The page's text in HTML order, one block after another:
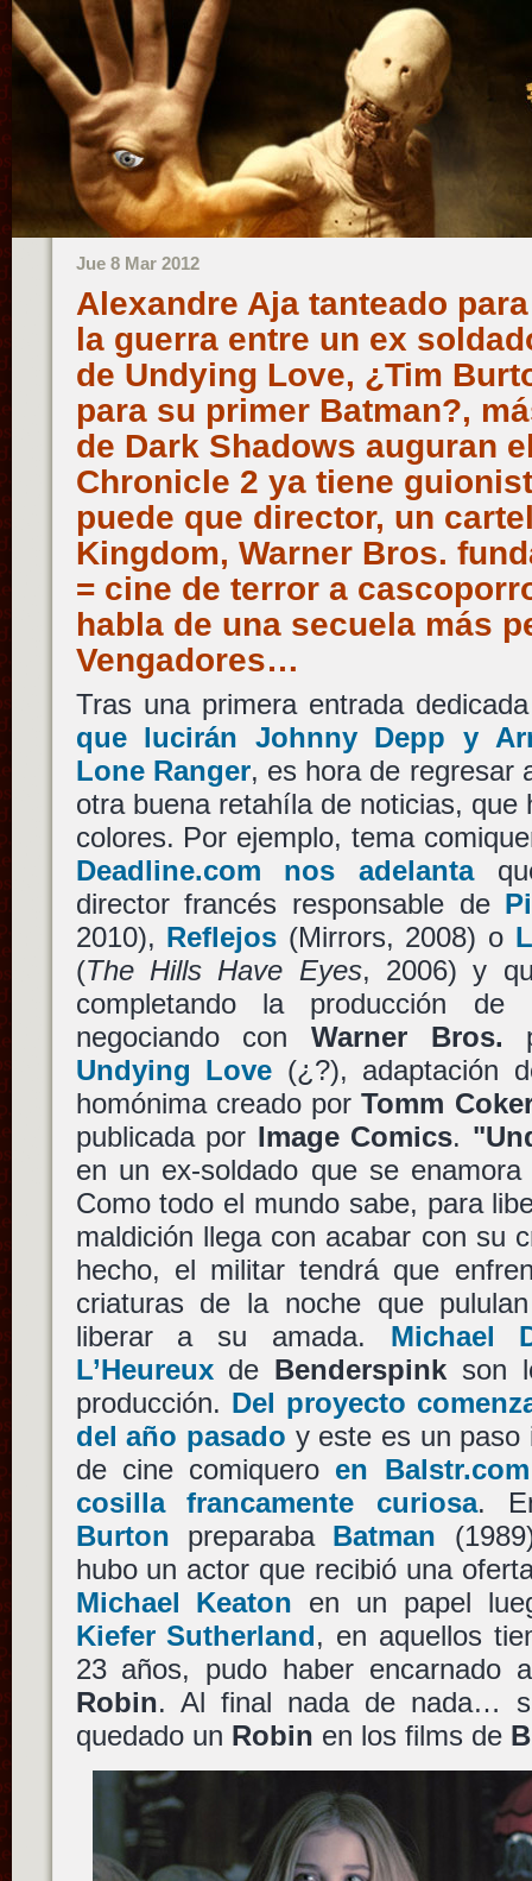
Jue 8 Mar 2012
Alexandre Aja tanteado
la guerra entre un ex
de Undying Love, ¿Tim
para su primer Batman?,
de Dark Shadows auguran
Chronicle 2 ya tiene
puede que director, un
Kingdom, Warner Bros.
= cine de terror a
habla de una secuela más
Vengadores…
Tras una primera entrada
que lucirán Johnny Depp y
Lone Ranger, es hora de regresar
otra buena retahíla de noticias, que
colores. Por ejemplo, tema
Deadline.com nos adelanta
director francés responsable de
2010), Reflejos (Mirrors, 2008) o
(The Hills Have Eyes, 2006) y
completando la producción de
negociando con Warner Bros.
Undying Love (¿?), adaptación
homónima creado porTomm
publicada por Image Comics.
en un ex-soldado que se
Como todo el mundo sabe, para
maldición llega con acabar con su
hecho, el militar tendrá que
criaturas de la noche que
liberar a su amada. Michael
L’Heureuxde Benderspink son
producción. Del proyecto
del año pasado y este es un paso
de cine comiquero en
cosilla francamente curiosa.
Burton preparaba Batman
hubo un actor que recibió una
Michael Keaton en un papel
Kiefer Sutherland, en aquellos
23 años, pudo haber encarnado
Robin. Al final nada de nada…
quedado un Robin en los films de